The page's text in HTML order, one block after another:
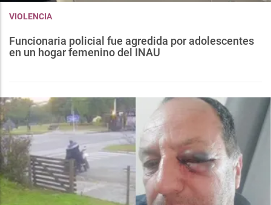
VIOLENCIA
Funcionaria policial fue agredida por adolescentes
en un hogar femenino del INAU